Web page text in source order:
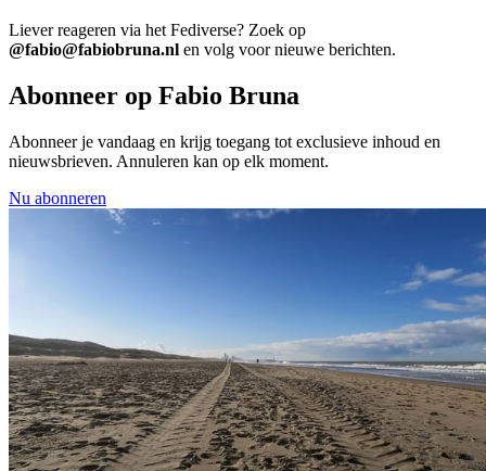
Liever reageren via het Fediverse? Zoek op
@fabio@fabiobruna.nl en volg voor nieuwe berichten.
Abonneer op Fabio Bruna
Abonneer je vandaag en krijg toegang tot exclusieve inhoud en
nieuwsbrieven. Annuleren kan op elk moment.
Nu abonneren